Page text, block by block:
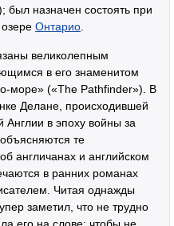
был назначен состоять при
Онтарио
великолепным
в его знаменитом
море» («The Pathfinder»). В
Делане, происходившей
Англии в эпоху войны за
те
англичанах и английском
в ранних романах
Читая однажды
заметил, что не трудно